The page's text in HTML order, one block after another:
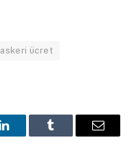
askeri ücret
LinkedInTumblr Email